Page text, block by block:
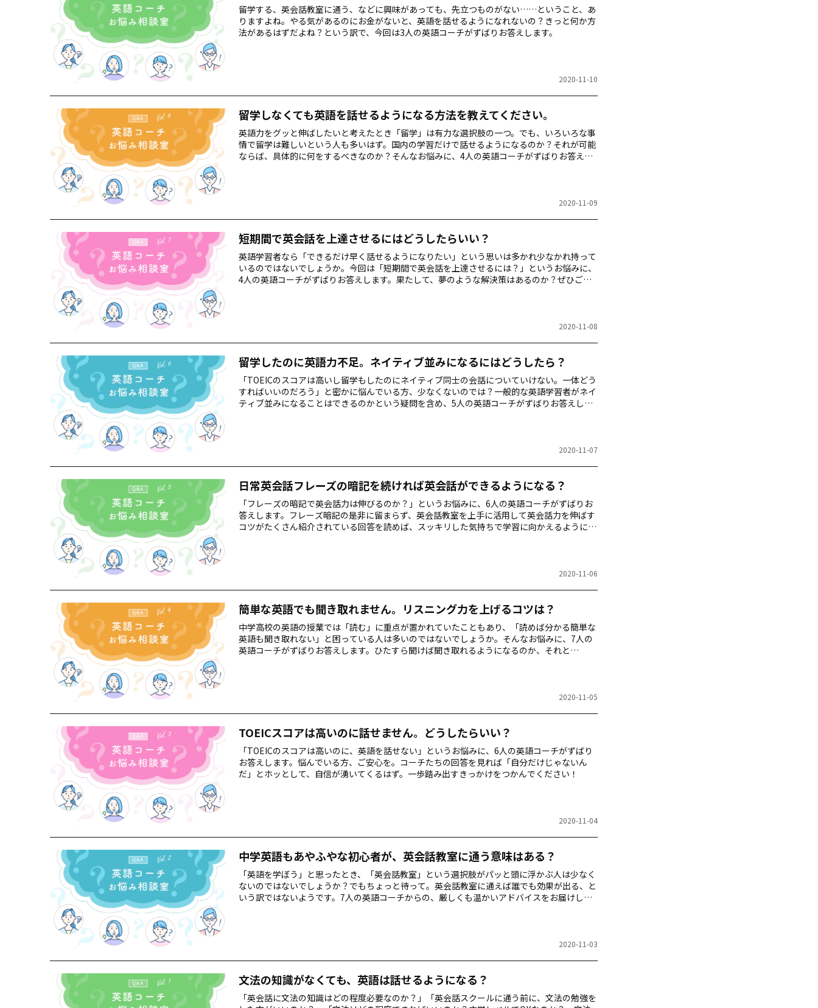
留学する、英会話教室に通う、などに興味があっても、先立つものがない……ということ、あ
りますよね。やる気があるのにお金がないと、英語を話せるようになれないの？きっと何か方
法があるはずだよね？という訳で、今回は3人の英語コーチがずばりお答えします。
2020-11-10
留学しなくても英語を話せるようになる方法を教えてください。
英語力をグッと伸ばしたいと考えたとき「留学」は有力な選択肢の一つ。でも、いろいろな事
情で留学は難しいという人も多いはず。国内の学習だけで話せるようになるのか？それが可能
ならば、具体的に何をするべきなのか？そんなお悩みに、4人の英語コーチがずばりお答えし
2020-11-09
短期間で英会話を上達させるにはどうしたらいい？
英語学習者なら「できるだけ早く話せるようになりたい」という思いは多かれ少なかれ持って
いるのではないでしょうか。今回は「短期間で英会話を上達させるには？」というお悩みに、
4人の英語コーチがずばりお答えします。果たして、夢のような解決策はあるのか？ぜひご一
2020-11-08
留学したのに英語力不足。ネイティブ並みになるにはどうしたら？
「TOEICのスコアは高いし留学もしたのにネイティブ同士の会話についていけない。一体どう
すればいいのだろう」と密かに悩んでいる方、少なくないのでは？一般的な英語学習者がネイ
ティブ並みになることはできるのかという疑問を含め、5人の英語コーチがずばりお答えしま
2020-11-07
日常英会話フレーズの暗記を続ければ英会話ができるようになる？
「フレーズの暗記で英会話力は伸びるのか？」というお悩みに、6人の英語コーチがずばりお
答えします。フレーズ暗記の是非に留まらず、英会話教室を上手に活用して英会話力を伸ばす
コツがたくさん紹介されている回答を読めば、スッキリした気持ちで学習に向かえるようにな
2020-11-06
簡単な英語でも聞き取れません。リスニング力を上げるコツは？
中学高校の英語の授業では「読む」に重点が置かれていたこともあり、「読めば分かる簡単な
英語も聞き取れない」と困っている人は多いのではないでしょうか。そんなお悩みに、7人の
英語コーチがずばりお答えします。ひたすら聞けば聞き取れるようになるのか、それと
2020-11-05
TOEICスコアは高いのに話せません。どうしたらいい？
「TOEICのスコアは高いのに、英語を話せない」というお悩みに、6人の英語コーチがずばり
お答えします。悩んでいる方、ご安心を。コーチたちの回答を見れば「自分だけじゃないん
だ」とホッとして、自信が湧いてくるはず。一歩踏み出すきっかけをつかんでください！
2020-11-04
中学英語もあやふやな初心者が、英会話教室に通う意味はある？
「英語を学ぼう」と思ったとき、「英会話教室」という選択肢がパッと頭に浮かぶ人は少なく
ないのではないでしょうか？でもちょっと待って。英会話教室に通えば誰でも効果が出る、と
いう訳ではないようです。7人の英語コーチからの、厳しくも温かいアドバイスをお届けしま
2020-11-03
文法の知識がなくても、英語は話せるようになる？
「英会話に文法の知識はどの程度必要なのか？」「英会話スクールに通う前に、文法の勉強を